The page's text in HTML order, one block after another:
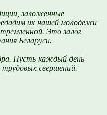
заложенные
их нашей молодежи
Это залог
Беларуси.
Пусть каждый день
свершений.